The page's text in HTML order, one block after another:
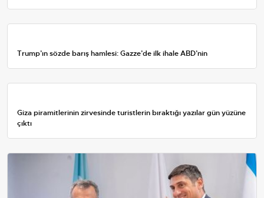
Trump’ın sözde barış hamlesi: Gazze’de ilk ihale ABD’nin
Giza piramitlerinin zirvesinde turistlerin bıraktığı yazılar gün yüzüne
çıktı